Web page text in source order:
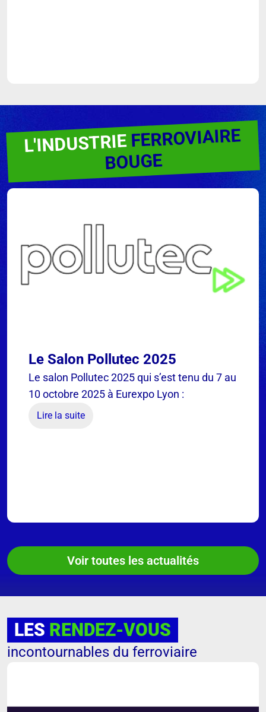
L'INDUSTRIEFERROVIAIRE
BOUGE
Le Salon Pollutec 2025
Le salon Pollutec 2025 qui s’est tenu du 7 au
10 octobre 2025 à Eurexpo Lyon :
Lire la suite
Voir toutes les actualités
LES RENDEZ-VOUS
incontournables du ferroviaire